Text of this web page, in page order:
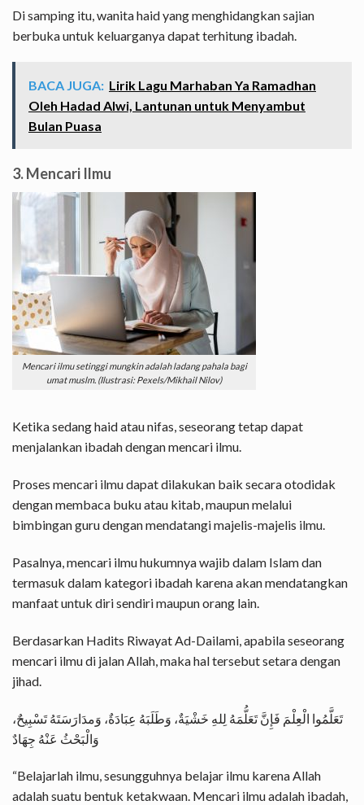
Di samping itu, wanita haid yang menghidangkan sajian
berbuka untuk keluarganya dapat terhitung ibadah.
BACA JUGA: Lirik Lagu Marhaban Ya Ramadhan
Oleh Hadad Alwi, Lantunan untuk Menyambut
Bulan Puasa
3. Mencari Ilmu
Mencari ilmu setinggi mungkin adalah ladang pahala bagi
umat muslm. (Ilustrasi: Pexels/Mikhail Nilov)
Ketika sedang haid atau nifas, seseorang tetap dapat
menjalankan ibadah dengan mencari ilmu.
Proses mencari ilmu dapat dilakukan baik secara otodidak
dengan membaca buku atau kitab, maupun melalui
bimbingan guru dengan mendatangi majelis-majelis ilmu.
Pasalnya, mencari ilmu hukumnya wajib dalam Islam dan
termasuk dalam kategori ibadah karena akan mendatangkan
manfaat untuk diri sendiri maupun orang lain.
Berdasarkan Hadits Riwayat Ad-Dailami, apabila seseorang
mencari ilmu di jalan Allah, maka hal tersebut setara dengan
jihad.
تَعَلَّمُوا الْعِلْمَ فَإِنَّ تَعَلُّمَهُ لِلهِ خَشْيَةٌ، وَطَلَبَهُ عِبَادَةٌ، وَمدَارَسَتَهُ تَسْبِيحٌ،
وَالْبَحْثُ عَنْهُ جِهَادٌ
“Belajarlah ilmu, sesungguhnya belajar ilmu karena Allah
adalah suatu bentuk ketakwaan. Mencari ilmu adalah ibadah,